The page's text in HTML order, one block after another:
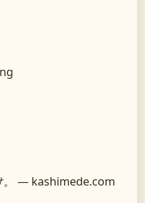
— kashimede.com